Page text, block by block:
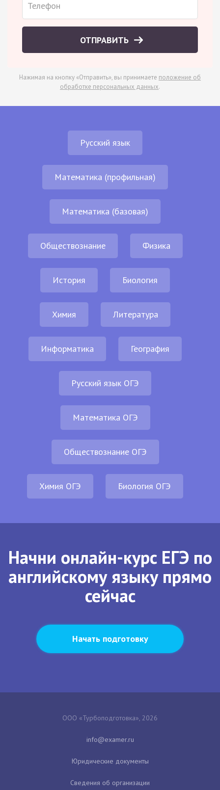
ОТПРАВИТЬ
Нажимая на кнопку «Отправить», вы принимаете положение об
обработке персональных данных.
Русский язык
Математика (профильная)
Математика (базовая)
Обществознание Физика
История Биология
Химия Литература
Информатика География
Русский язык ОГЭ
Математика ОГЭ
Обществознание ОГЭ
Химия ОГЭ Биология ОГЭ
Начни онлайн-курс ЕГЭ по
английскому языку прямо
сейчас
Начать подготовку
ООО «Турбоподготовка», 2026
Юридические документы
Сведения об организации